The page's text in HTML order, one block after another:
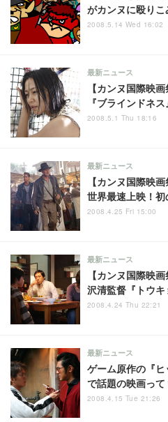
がカンヌに殴りこ
2008.5.14 Wed 16:02
【カンヌ国際映
『ブラインドネ
最新ニュース
2008.5.1 Thu 18:16
【カンヌ国際映
世界最速上映！
最新ニュース
2008.4.25 Fri 15:00
【カンヌ国際映
沢清監督『トウ
最新ニュース
2008.4.24 Thu 22:21
ゲーム原作の『
で話題の映画って
最新ニュース
2008.4.15 Tue 21:26